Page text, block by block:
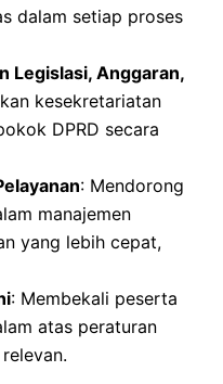
dalam setiap proses
Legislasi, Anggaran,
kesekretariatan
DPRD secara
: Mendorong
manajemen
yang lebih cepat,
: Membekali peserta
atas peraturan